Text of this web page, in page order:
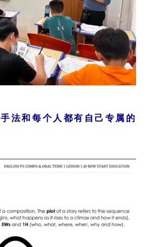
和每个人都有自己专属的